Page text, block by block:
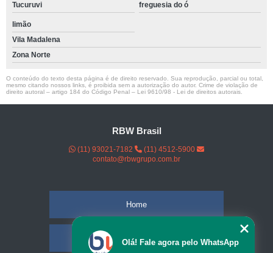
Tucuruvi freguesia do ó
limão
Vila Madalena
Zona Norte
O conteúdo do texto desta página é de direito reservado. Sua reprodução, parcial ou total,
mesmo citando nossos links, é proibida sem a autorização do autor. Crime de violação de
direito autoral – artigo 184 do Código Penal – Lei 9610/98 - Lei de direitos autorais
RBW Brasil
(11) 93021-7182
(11) 4512-5900
contato@rbwgrupo.com.br
Home
Empresa
Olá! Fale agora pelo WhatsApp